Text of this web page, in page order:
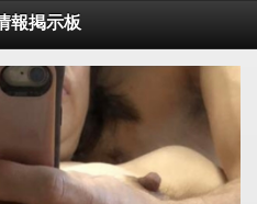
報掲示板